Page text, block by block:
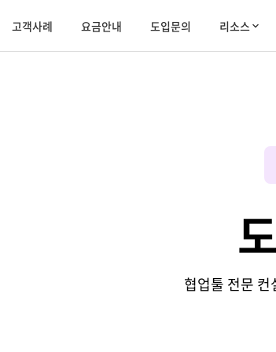
고객사례 요금안내 도입문의 리소스
협업툴 전문